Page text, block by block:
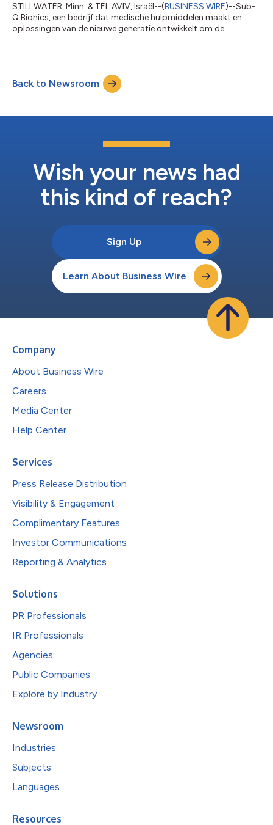
STILLWATER, Minn. & TEL AVIV, Israël--(BUSINESS WIRE)--Sub-
Q Bionics, een bedrijf dat medische hulpmiddelen maakt en
oplossingen van de nieuwe generatie ontwikkelt om de
financieringsronde omvat investeringen van Mayo Clinic en
Yeda, het technologietransferbedrijf van de Weizmann Institute
of Science, evenals van verschillend...
Back to Newsroom
Wish your news had
this kind of reach?
Sign Up
Learn About Business Wire
Company
About Business Wire
Careers
Media Center
Help Center
Services
Press Release Distribution
Visibility & Engagement
Complimentary Features
Investor Communications
Reporting & Analytics
Solutions
PR Professionals
IR Professionals
Agencies
Public Companies
Explore by Industry
Newsroom
Industries
Subjects
Languages
Resources